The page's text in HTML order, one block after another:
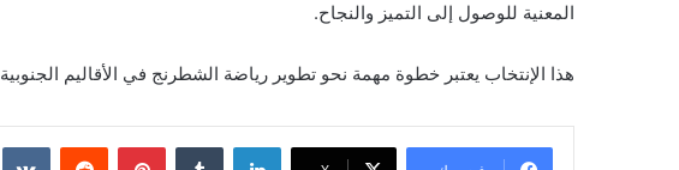
المعنية للوصول إلى التميز والنجاح.
هذا الإنتخاب يعتبر خطوة مهمة نحو تطوير رياضة الشطرنج في الأقاليم
لينكدإن بينتيريست